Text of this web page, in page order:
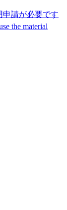
申請が必要です
the material